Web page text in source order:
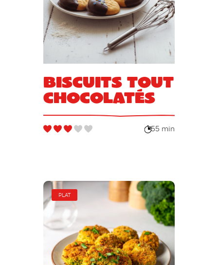
Biscuits tout
chocolatés
55 min
PLAT